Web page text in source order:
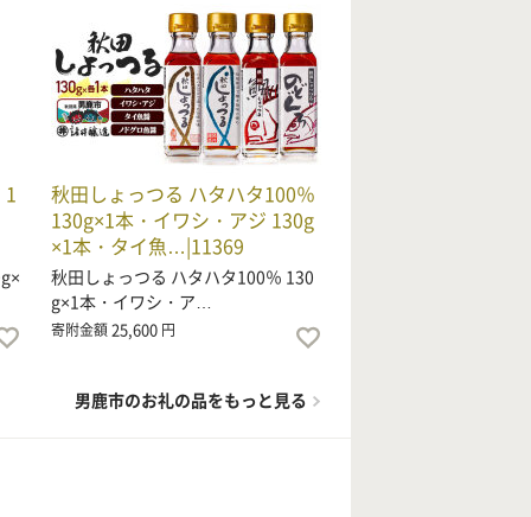
1
秋田しょっつる ハタハタ100％
130g×1本・イワシ・アジ 130g
×1本・タイ魚…|11369
秋田しょっつる ハタハタ100％ 130
g×1本・イワシ・ア…
寄附金額25,600 円
男鹿市のお礼の品をもっと見る